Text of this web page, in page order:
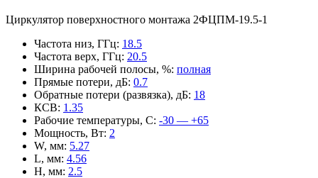
Циркулятор поверхностного монтажа 2ФЦПМ-19.5-1
Частота низ, ГГц: 18.5
Частота верх, ГГц: 20.5
Ширина рабочей полосы, %: полная
Прямые потери, дБ: 0.7
Обратные потери (развязка), дБ: 18
КСВ: 1.35
Рабочие температуры, С: -30 — +65
Мощность, Вт: 2
W, мм: 5.27
L, мм: 4.56
H, мм: 2.5